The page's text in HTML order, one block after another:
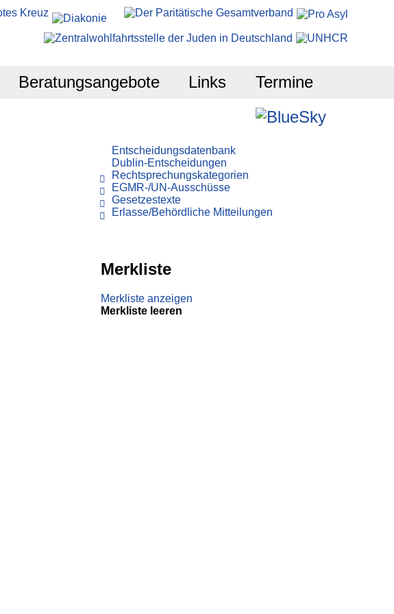
Beratungsangebote Links Termine
Entscheidungsdatenbank
Dublin-Entscheidungen
Rechtsprechungskategorien
EGMR-/UN-Ausschüsse
Gesetzestexte
Erlasse/Behördliche Mitteilungen
Merkliste
Merkliste anzeigen
Merkliste leeren